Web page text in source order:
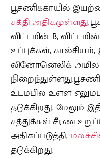
பூசணிக்காயில்
சக்தி அதிகமுள்ளது
விட்டமின் B,
உப்புக்கள், கால்சியம்,
லினோனெலிக்
உடம்பில் உள்ள
தடுக்கிறது. மேலும்
சத்துக்கள் சீரண
அதிகப்படுத்தி,
தடுக்கிறது.